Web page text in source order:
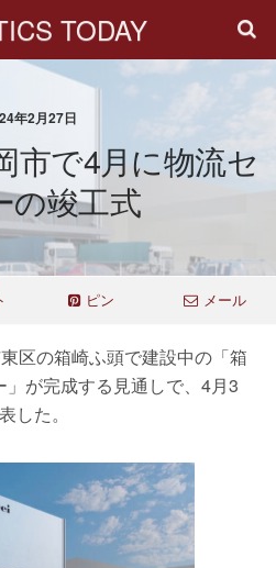
TODAY
年2月27日
市で4月に物流セ
の竣工式
ピン メール
区の箱崎ふ頭で建設中の「箱
が完成する見通しで、4月3
した。